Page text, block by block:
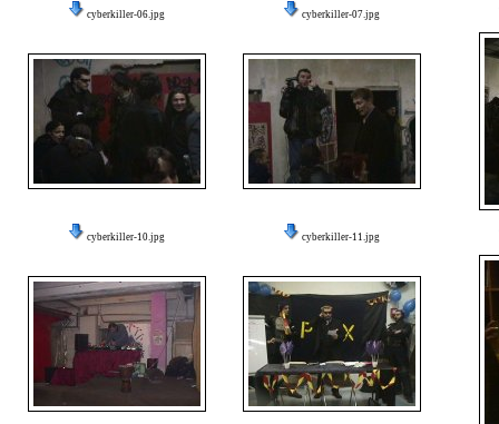
cyberkiller-06.jpg cyberkiller-07.jpg
cyberkiller-10.jpg cyberkiller-11.jpg